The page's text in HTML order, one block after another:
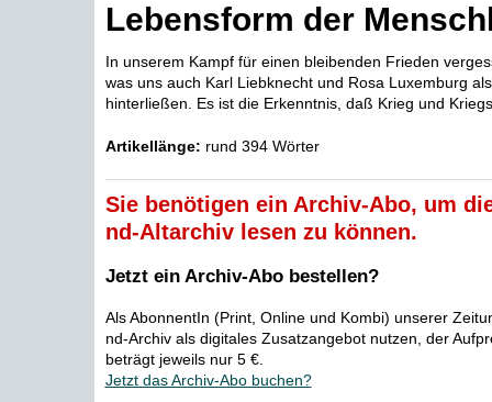
Lebensform der
In unserem Kampf für einen bleibenden Frieden
was uns auch Karl Liebknecht und Rosa Luxemburg
hinterließen. Es ist die Erkenntnis, daß Krieg und
Artikellänge: rund 394 Wörter
Sie benötigen ein Archiv-Abo, um
nd-Altarchiv lesen zu können.
Jetzt ein Archiv-Abo bestellen?
Als AbonnentIn (Print, Online und Kombi) unserer
nd-Archiv als digitales Zusatzangebot nutzen, der
beträgt jeweils nur 5 €.
Jetzt das Archiv-Abo buchen?